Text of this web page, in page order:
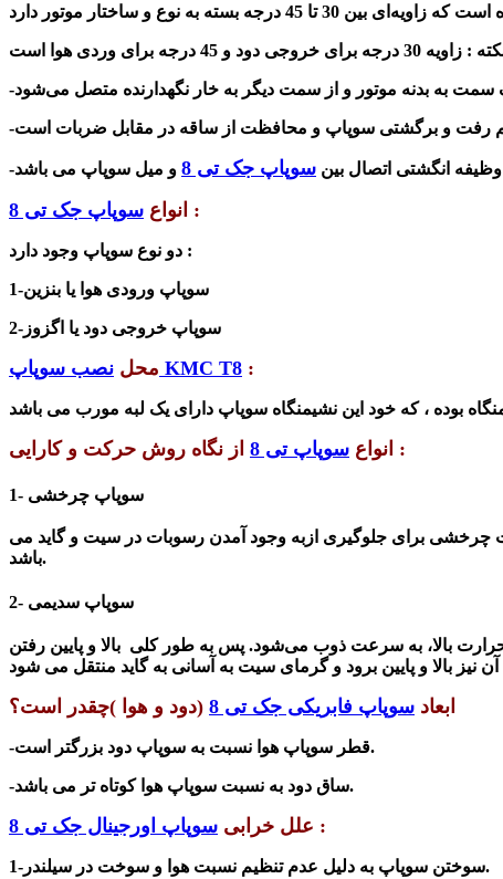
انگشتی اتصال بین سوپاپ جک تی 8
انواع سوپاپ جک تی 8 :
دو نوع سوپاپ وجود دارد :
1-سوپاپ ورودی هوا یا بنزین
2-سوپاپ خروجی دود یا اگزوز
محل نصب سوپاپ KMC T8 :
انواع سوپاپ تی 8 از نگاه روش حرکت و کارایی :
1- سوپاپ چرخشی
برای جلوگیری ازبه وجود آمدن رسوبات در سیت و گاید می
باشد.
2- سوپاپ سدیمی
بالا، به سرعت ذوب می‌شود. پس به طور کلی بالا و پایین رفتن
ابعاد سوپاپ فابریکی جک تی 8 (دود و هوا )چقدر است؟
-قطر سوپاپ هوا نسبت به سوپاپ دود بزرگتر است.
-ساق دود به نسبت سوپاپ هوا کوتاه تر می باشد.
علل خرابی سوپاپ اورجینال جک تی 8 :
1-سوختن سوپاپ به دلیل عدم تنظیم نسبت هوا و سوخت در سیلندر.